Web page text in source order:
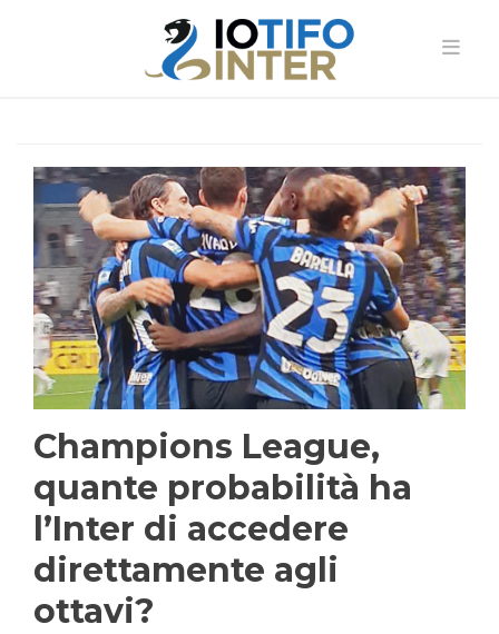
Champions League,
quante probabilità ha
l’Inter di accedere
direttamente agli
ottavi?